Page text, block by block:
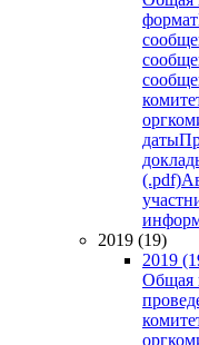
формат
даты
(.pdf)
2019 (19)
2019
Общая